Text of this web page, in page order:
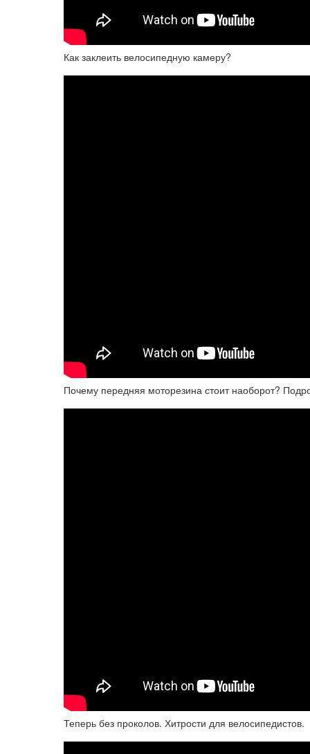
Как заклеить велосипедную камеру?
Почему передняя моторезина стоит наоборот?
Теперь без проколов. Хитрости для велосипедистов.